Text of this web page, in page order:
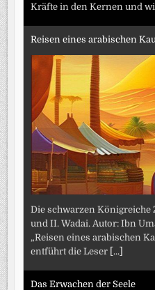
Kräfte in den Kernen und
Reisen eines arabischen
Die schwarzen
und II. Wadai. Autor: Ibn
„Reisen eines arabischen
entführt die Leser [...]
Das Erwachen der Seele